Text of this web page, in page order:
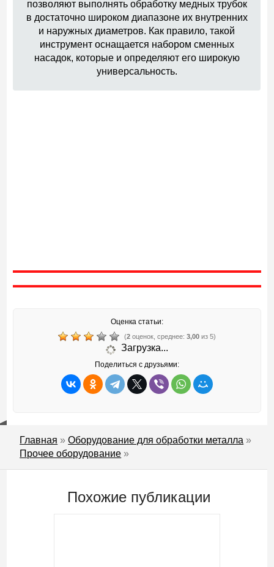
позволяют выполнять обработку медных трубок
в достаточно широком диапазоне их внутренних
и наружных диаметров. Как правило, такой
инструмент оснащается набором сменных
насадок, которые и определяют его широкую
универсальность.
Оценка статьи:
(2 оценок, среднее: 3,00 из 5)
Загрузка...
Поделиться с друзьями:
Главная »Оборудование для обработки металла »
Прочее оборудование »
Похожие публикации